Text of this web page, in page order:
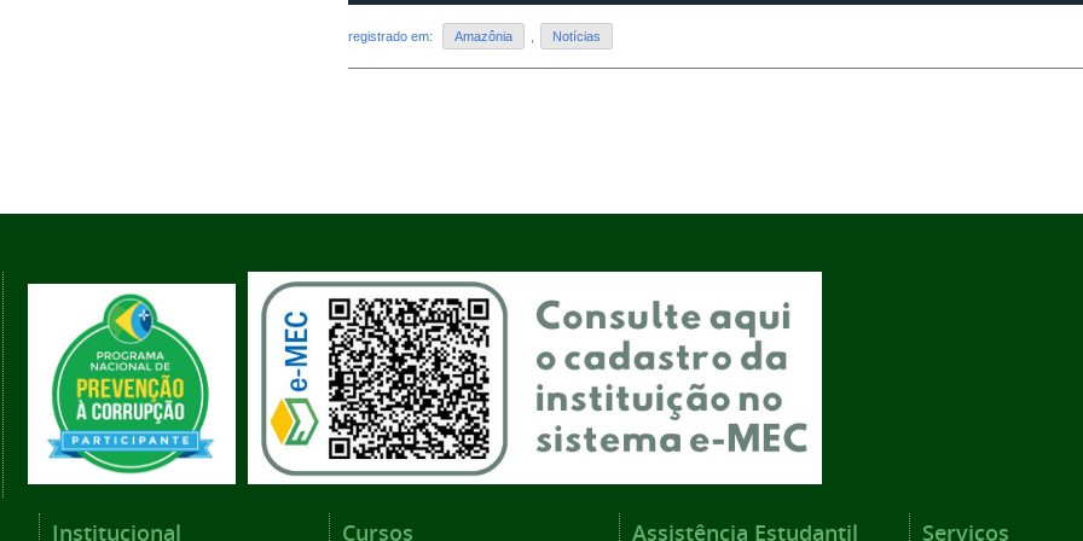
registrado em: Amazônia Notícias
Institucional Cursos Assistência Estudantil Serviços